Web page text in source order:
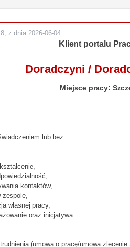
z dnia 2026-06-04
Klient portalu
Doradczyni /
Miejsce pracy:
lub bez.
kontaktów,
zespole,
własnej pracy,
oraz inicjatywa.
(umowa o pracę/umowa